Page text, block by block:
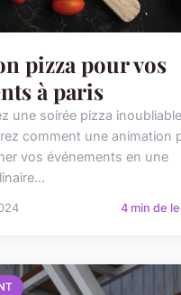
pizza pour vos
à paris
une soirée pizza
comment une animation
vos événements en une
4 min de